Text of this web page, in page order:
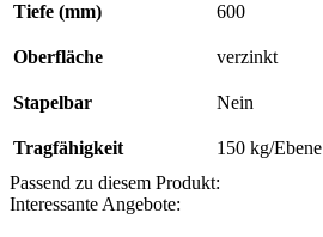
Tiefe (mm) 600
Oberfläche verzinkt
Stapelbar Nein
Tragfähigkeit
150 kg/Ebene
Passend zu diesem Produkt:
Interessante Angebote: